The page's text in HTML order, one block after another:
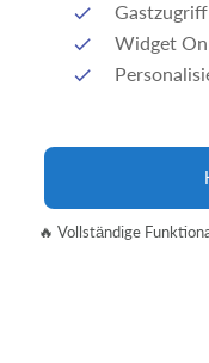
Gastzugriff
Widget
🔥 Vollständige